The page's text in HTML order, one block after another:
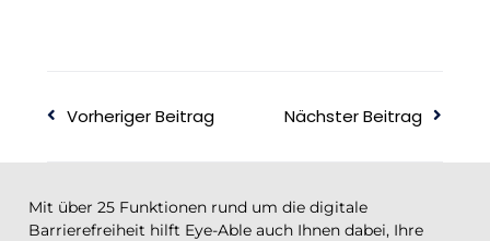
Vorheriger Beitrag Nächster Beitrag
Mit über 25 Funktionen rund um die digitale
Barrierefreiheit hilft Eye-Able auch Ihnen dabei, Ihre